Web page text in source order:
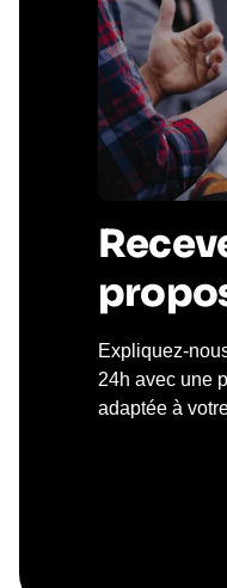
Expliquez-
24h avec une
adaptée à